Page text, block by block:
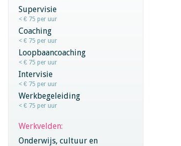
Supervisie
< € 75 per uur
Coaching
< € 75 per uur
Loopbaancoaching
< € 75 per uur
Intervisie
< € 75 per uur
Werkbegeleiding
< € 75 per uur
Werkvelden:
Onderwijs, cultuur en